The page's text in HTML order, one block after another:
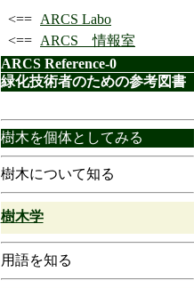
<== ARCS Labo
<== ARCS 情報室
ARCS Reference-0
緑化技術者のための参考図書
樹木を個体としてみる
樹木について知る
樹木学
用語を知る